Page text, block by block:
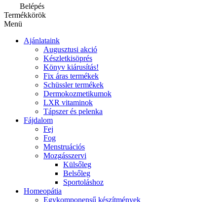
Belépés
Termékkörök
Menü
Ajánlataink
Augusztusi akció
Készletkisöprés
Könyv kiárusítás!
Fix áras termékek
Schüssler termékek
Dermokozmetikumok
LXR vitaminok
Tápszer és pelenka
Fájdalom
Fej
Fog
Menstruációs
Mozgásszervi
Külsőleg
Belsőleg
Sportoláshoz
Homeopátia
Egykomponensű készítmények